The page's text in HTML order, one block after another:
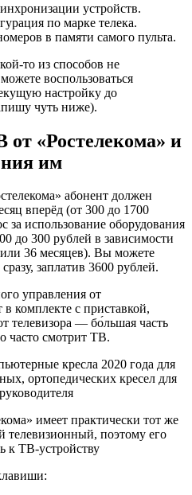
устройств.
по марке телека.
в памяти самого пульта.
то из способов не
воспользоваться
настройку до
чуть ниже).
«Ростелекома» и
им
абонент должен
вперёд (от 300 до 1700
за использование оборудования
до 300 рублей в зависимости
36 месяцев). Вы можете
заплатив 3600 рублей.
управления от
комплекте с приставкой,
телевизора — бо́льшая часть
часто смотрит ТВ.
кресла 2020 года для
ортопедических кресел для
имеет практически тот же
поэтому его
к ТВ-устройству